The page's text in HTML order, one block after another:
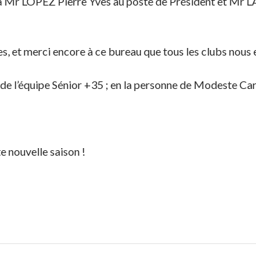
et merci encore à ce bureau que tous les clubs nous
l’équipe Sénior +35 ; en la personne de Modeste
nouvelle saison !